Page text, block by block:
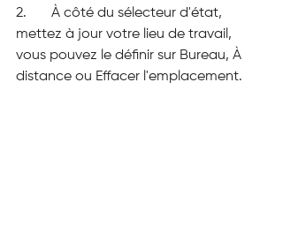
2.       À côté du sélecteur d'état,
mettez à jour votre lieu de travail,
vous pouvez le définir sur Bureau, À
distance ou Effacer l'emplacement.